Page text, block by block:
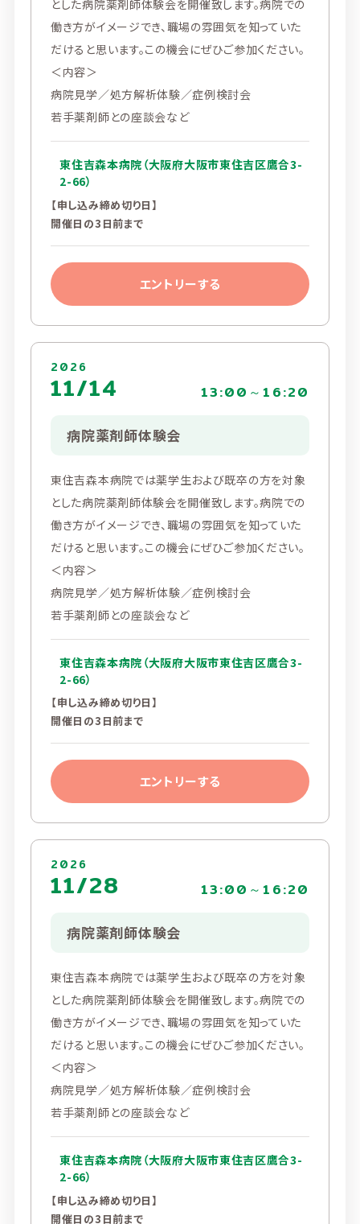
とした病院薬剤師体験会を開催致します。病院での
働き方がイメージでき、職場の雰囲気を知っていた
だけると思います。この機会にぜひご参加ください。
＜内容＞
病院見学／処方解析体験／症例検討会
若手薬剤師との座談会など
東住吉森本病院（大阪府大阪市東住吉区鷹合3-
2-66）
【申し込み締め切り日】
開催日の3日前まで
エントリーする
2026
11/14 13:00～16:20
病院薬剤師体験会
東住吉森本病院では薬学生および既卒の方を対象
とした病院薬剤師体験会を開催致します。病院での
働き方がイメージでき、職場の雰囲気を知っていた
だけると思います。この機会にぜひご参加ください。
＜内容＞
病院見学／処方解析体験／症例検討会
若手薬剤師との座談会など
東住吉森本病院（大阪府大阪市東住吉区鷹合3-
2-66）
【申し込み締め切り日】
開催日の3日前まで
エントリーする
2026
11/28 13:00～16:20
病院薬剤師体験会
東住吉森本病院では薬学生および既卒の方を対象
とした病院薬剤師体験会を開催致します。病院での
働き方がイメージでき、職場の雰囲気を知っていた
だけると思います。この機会にぜひご参加ください。
＜内容＞
病院見学／処方解析体験／症例検討会
若手薬剤師との座談会など
東住吉森本病院（大阪府大阪市東住吉区鷹合3-
2-66）
【申し込み締め切り日】
開催日の3日前まで